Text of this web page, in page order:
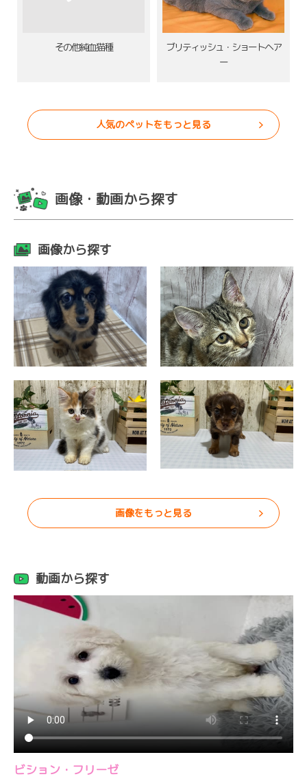
その他純血猫種
ブリティッシュ・ショートヘア
ー
人気のペットをもっと見る
画像・動画から探す
画像から探す
画像をもっと見る
動画から探す
ビション・フリーゼ